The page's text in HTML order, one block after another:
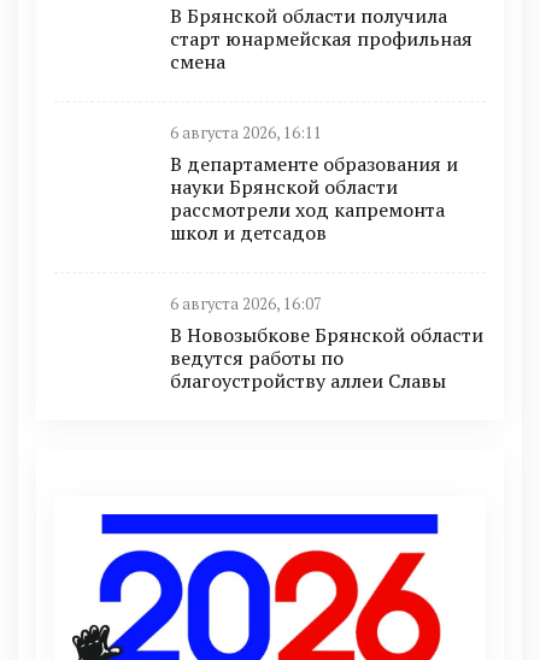
В Брянской области получила
старт юнармейская профильная
смена
6 августа 2026, 16:11
В департаменте образования и
науки Брянской области
рассмотрели ход капремонта
школ и детсадов
6 августа 2026, 16:07
В Новозыбкове Брянской области
ведутся работы по
благоустройству аллеи Славы